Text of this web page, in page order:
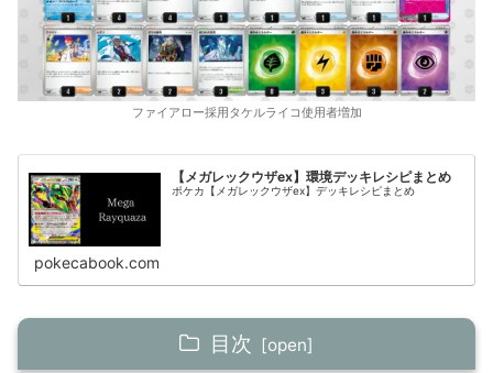
ファイアロー採用タケルライコ使用者増加
【メガレックウザex】環境デッキレシピまとめ
ポケカ【メガレックウザex】デッキレシピまとめ
pokecabook.com
目次